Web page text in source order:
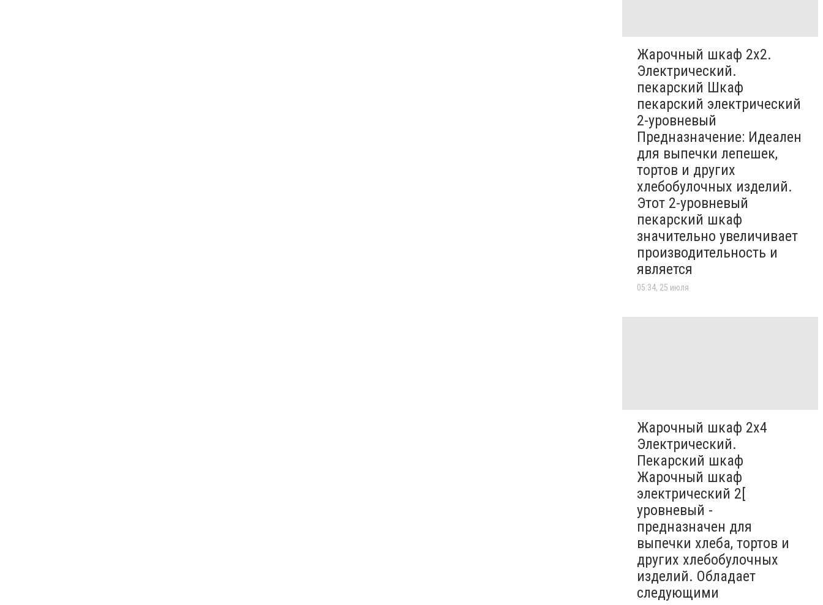
Жарочный шкаф 2х2.
Электрический.
пекарский Шкаф
пекарский электрический
2-уровневый
Предназначение: Идеален
для выпечки лепешек,
тортов и других
хлебобулочных изделий.
Этот 2-уровневый
пекарский шкаф
значительно увеличивает
производительность и
является
05:34, 25 июля
Жарочный шкаф 2х4
Электрический.
Пекарский шкаф
Жарочный шкаф
электрический 2[
уровневый -
предназначен для
выпечки хлеба, тортов и
других хлебобулочных
изделий. Обладает
следующими